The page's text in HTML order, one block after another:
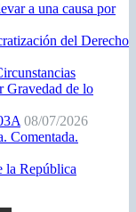
a una causa por
del Derecho
Gravedad de lo
08/07/2026
Comentada.
la República